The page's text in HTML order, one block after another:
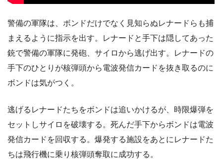
警備の軍隊は、ボンドだけでなく見知らぬレナードらも捕
まえるように指示を出す。レナードと手下は隠してあった
銃で警備の軍隊に発砲、サイロから逃げ出す。レナードの
手下のひとりが核弾頭から電波発信カードを抜き取るのに
ボンドは気がつく。
逃げるレナードたちをボンドは追いかけるが、時限爆弾を
セットしサイロを破壊する。死んだ手下からボンドは電波
発信カードを回収する。爆発する施設をあとにレナードた
ちは飛行機に乗り核弾頭奪取に成功する。